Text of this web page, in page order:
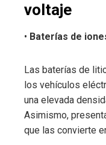
voltaje
• Baterías de
Las baterías de
los vehículos
una elevada
Asimismo,
que las convierte